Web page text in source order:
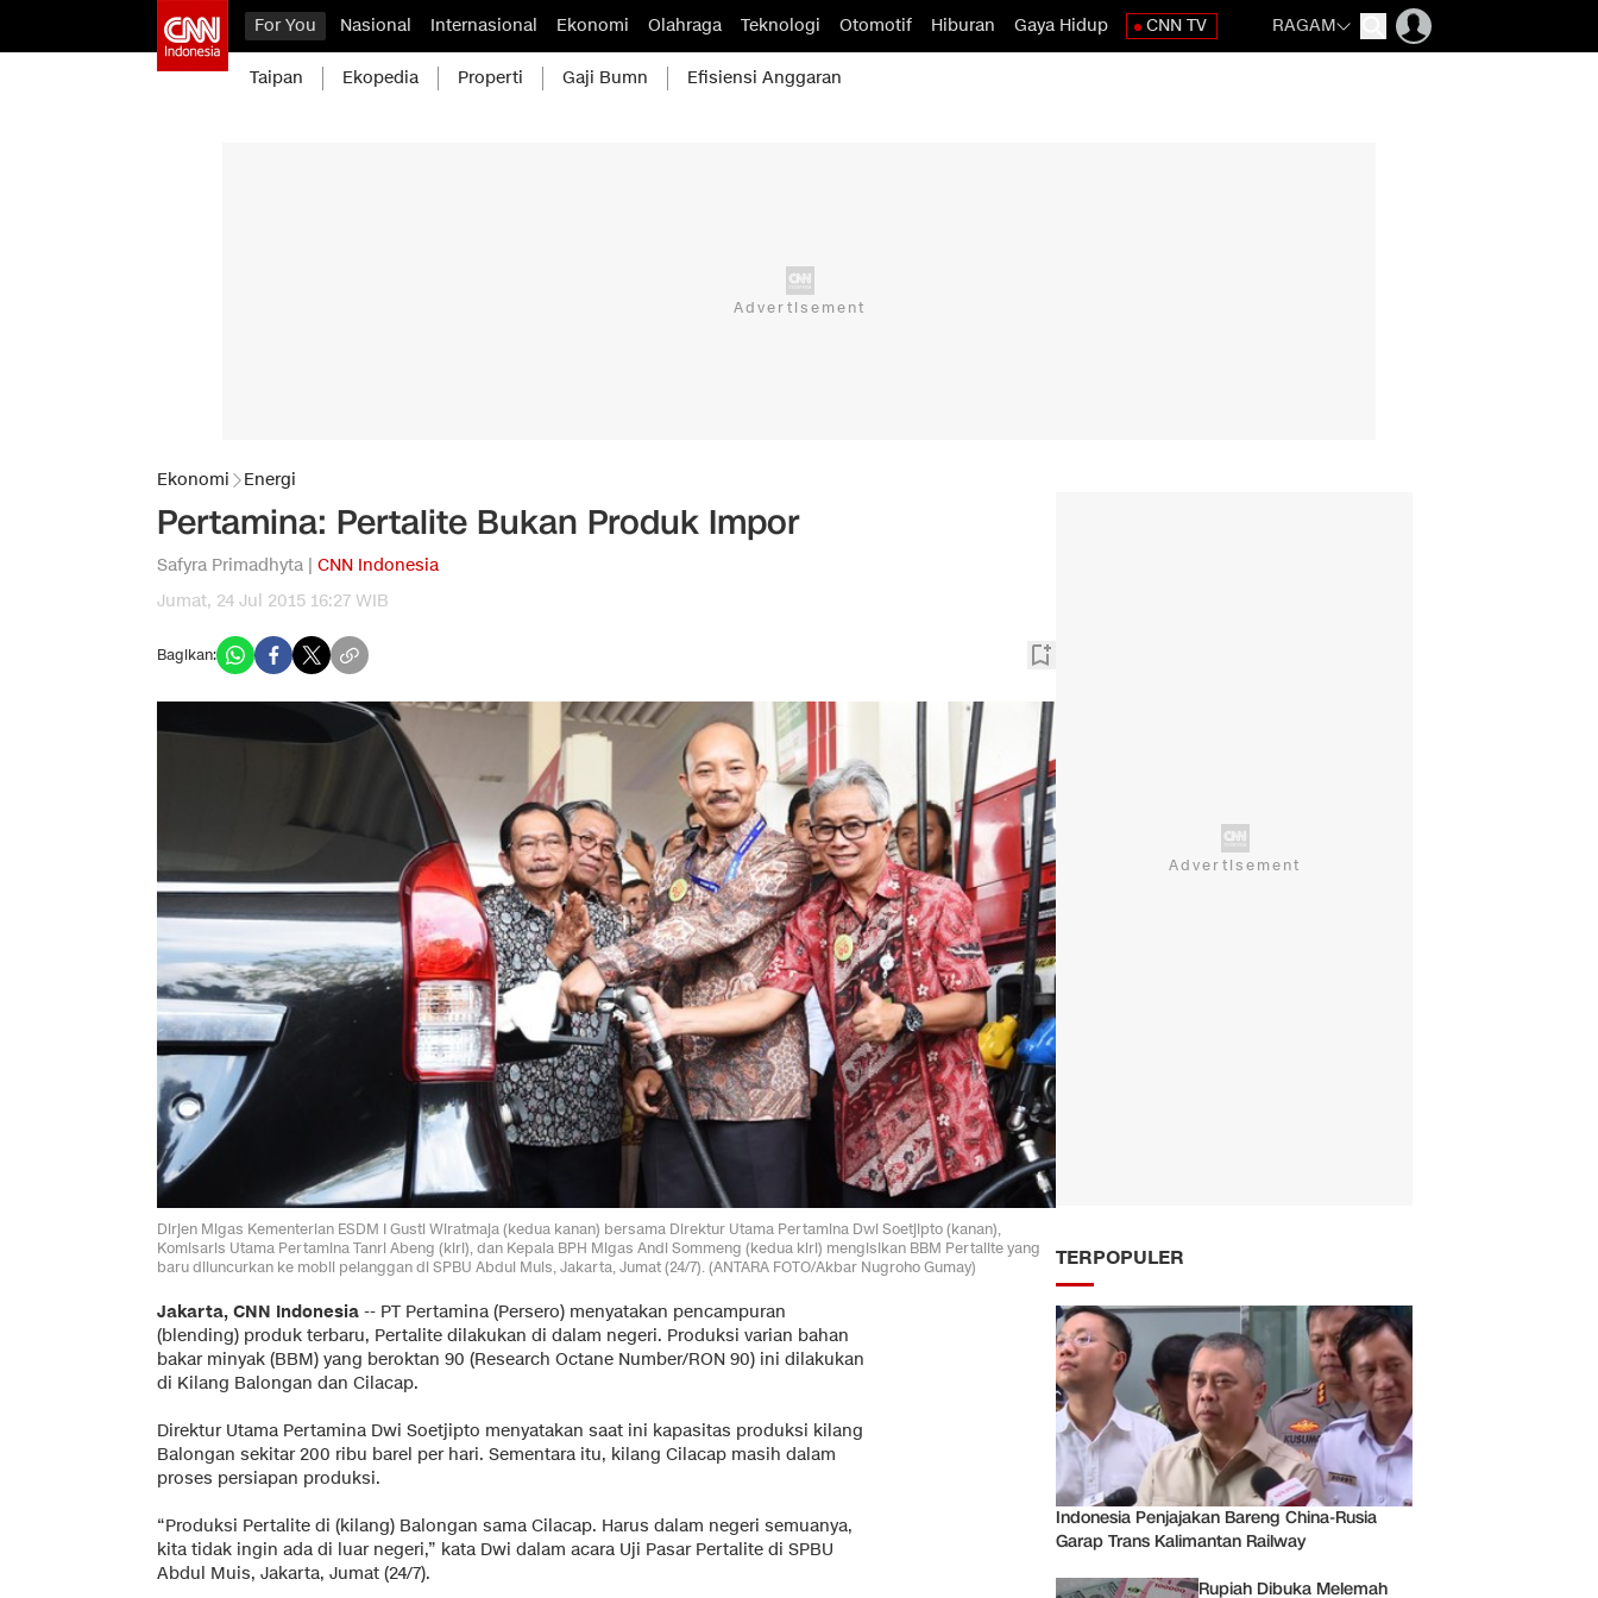
For You Nasional Internasional Ekonomi Olahraga Teknologi Otomotif Hiburan Gaya Hidup CNN TV RAGAM
Taipan Ekopedia Properti Gaji Bumn Efisiensi Anggaran
Ekonomi Energi
Pertamina: Pertalite Bukan Produk Impor
Safyra Primadhyta | CNN Indonesia
Jumat, 24 Jul 2015 16:27 WIB
Bagikan:
Dirjen Migas Kementerian ESDM I Gusti Wiratmaja (kedua kanan) bersama Direktur Utama Pertamina Dwi Soetjipto (kanan),
Komisaris Utama Pertamina Tanri Abeng (kiri), dan Kepala BPH Migas Andi Sommeng (kedua kiri) mengisikan BBM Pertalite yang
baru diluncurkan ke mobil pelanggan di SPBU Abdul Muis, Jakarta, Jumat (24/7). (ANTARA FOTO/Akbar Nugroho Gumay)
Jakarta, CNN Indonesia -- PT Pertamina (Persero) menyatakan pencampuran
(blending) produk terbaru, Pertalite dilakukan di dalam negeri. Produksi varian bahan
bakar minyak (BBM) yang beroktan 90 (Research Octane Number/RON 90) ini dilakukan
di Kilang Balongan dan Cilacap.
Direktur Utama Pertamina Dwi Soetjipto menyatakan saat ini kapasitas produksi kilang
Balongan sekitar 200 ribu barel per hari. Sementara itu, kilang Cilacap masih dalam
proses persiapan produksi.
“Produksi Pertalite di (kilang) Balongan sama Cilacap. Harus dalam negeri semuanya,
kita tidak ingin ada di luar negeri,” kata Dwi dalam acara Uji Pasar Pertalite di SPBU
Abdul Muis, Jakarta, Jumat (24/7).
TERPOPULER
Indonesia Penjajakan Bareng China-Rusia
Garap Trans Kalimantan Railway
Rupiah Dibuka Melemah